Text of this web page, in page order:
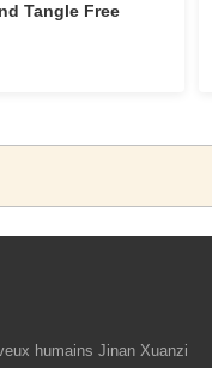
Tangle Free
humains Jinan Xuanzi